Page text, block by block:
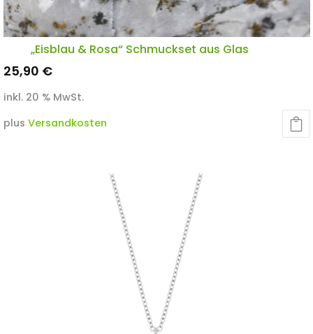
„Eisblau & Rosa“ Schmuckset aus Glas
25,90 €
inkl. 20 % MwSt.
plus Versandkosten